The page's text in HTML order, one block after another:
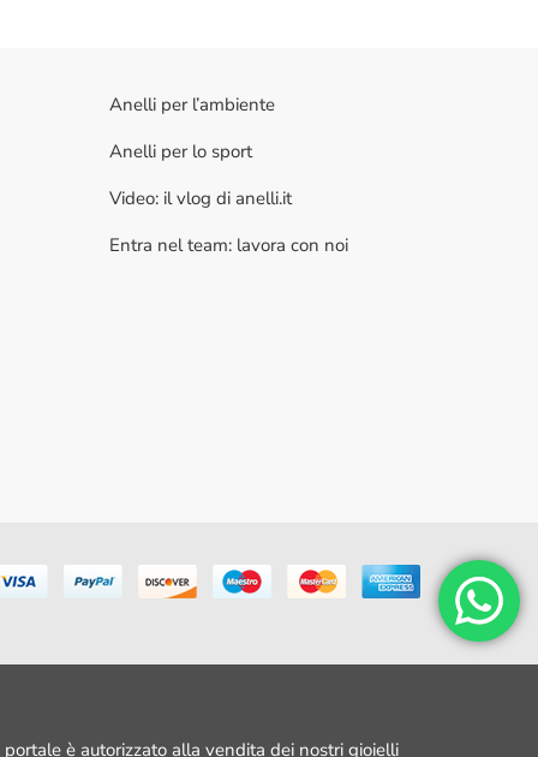
Anelli per l’ambiente
Anelli per lo sport
Video: il vlog di anelli.it
Entra nel team: lavora con noi
è autorizzato alla vendita dei nostri gioielli